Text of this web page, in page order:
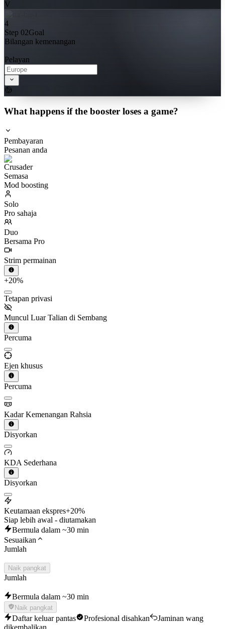
V
4
Step 02Goal
Bilangan kemenangan
Pelayan
What happens if the booster loses a game?
Pembayaran
Pesanan anda
Semasa
Mod boosting
Solo
Pro sahaja
Duo
Bersama Pro
Strim permainan
+20%
Tetapan privasi
Muncul Luar Talian di Sembang
Percuma
Ejen khusus
Percuma
Kadar Kemenangan Rahsia
Disyorkan
KDA Sederhana
Disyorkan
Keutamaan ekspres+20%
Siap lebih awal - diutamakan
Bermula dalam ~30 min
Sesuaikan
Jumlah
Naik pangkat
Jumlah
Bermula dalam ~30 min
Naik pangkat
Daftar keluar pantas Profesional disahkan
Jaminan wang
dikembalikan